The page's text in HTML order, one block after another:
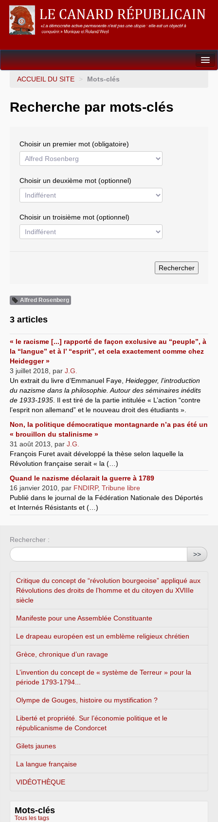
Dossiers
Gouvernance mondiale & mondialisation
Résistances
Systèmes & société sous contrôle
ACCUEIL DU SITE > Mots-clés
Recherche par mots-clés
Choisir un premier mot (obligatoire)
Choisir un deuxième mot (optionnel)
Choisir un troisième mot (optionnel)
Alfred Rosenberg
3 articles
« le racisme [...] rapporté de façon exclusive au “peuple”, à
la “langue” et à l’ “esprit”, et cela exactement comme chez
Heidegger »
3 juillet 2018
par J.G.
Un extrait du livre d’Emmanuel Faye, Heidegger, l’introduction
du nazisme dans la philosophie. Autour des séminaires inédits
de 1933-1935 . Il est tiré de la partie intitulée « L’action “contre
l’esprit non allemand” et le nouveau droit des étudiants ».
Non, la politique démocratique montagnarde n’a pas été un
« brouillon du stalinisme »
31 août 2013
par J.G.
François Furet avait développé la thèse selon laquelle la
Révolution française serait « la (…)
Quand le nazisme déclarait la guerre à 1789
16 janvier 2010 par FNDIRP, Tribune libre
Publié dans le journal de la Fédération Nationale des Déportés
et Internés Résistants et (…)
Rechercher :
>>
Critique du concept de “révolution bourgeoise” appliqué aux
Révolutions des droits de l’homme et du citoyen du XVIIIe
siècle
Manifeste pour une Assemblée Constituante
Le drapeau européen est un emblème religieux chrétien
Grèce, chronique d’un ravage
L’invention du concept de « système de Terreur » pour la
période 1793-1794...
Olympe de Gouges, histoire ou mystification ?
Liberté et propriété. Sur l’économie politique et le
républicanisme de Condorcet
Gilets jaunes
La langue française
VIDÉOTHÈQUE
Mots-clés
Tous les tags